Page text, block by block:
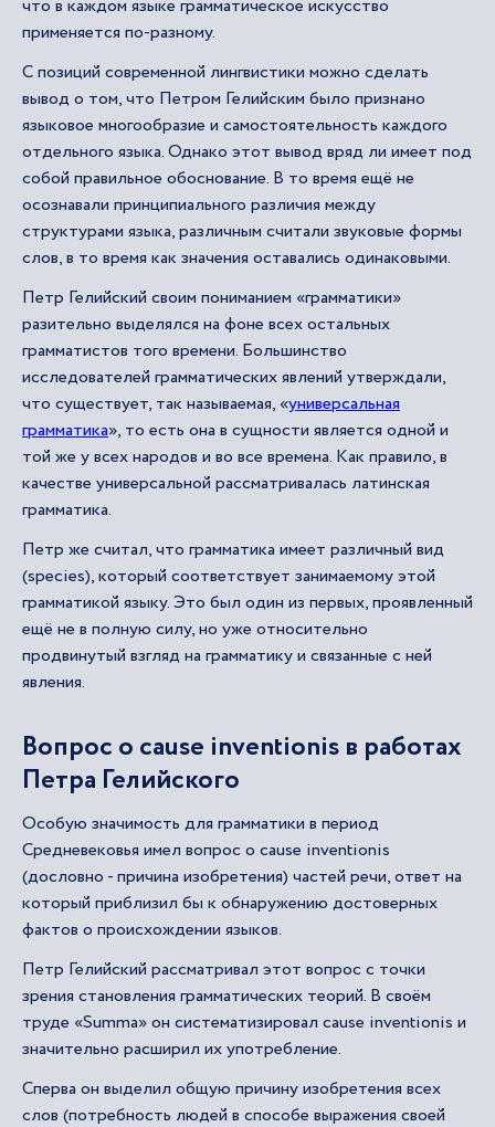
что в каждом языке грамматическое искусство
применяется по-разному.
С позиций современной лингвистики можно сделать
вывод о том, что Петром Гелийским было признано
языковое многообразие и самостоятельность каждого
отдельного языка. Однако этот вывод вряд ли имеет под
собой правильное обоснование. В то время ещё не
осознавали принципиального различия между
структурами языка, различным считали звуковые формы
слов, в то время как значения оставались одинаковыми.
Петр Гелийский своим пониманием «грамматики»
разительно выделялся на фоне всех остальных
грамматистов того времени. Большинство
исследователей грамматических явлений утверждали,
что существует, так называемая, «универсальная
грамматика», то есть она в сущности является одной и
той же у всех народов и во все времена. Как правило, в
качестве универсальной рассматривалась латинская
грамматика.
Петр же считал, что грамматика имеет различный вид
(species), который соответствует занимаемому этой
грамматикой языку. Это был один из первых, проявленный
ещё не в полную силу, но уже относительно
продвинутый взгляд на грамматику и связанные с ней
явления.
Вопрос о cause inventionis в работах
Петра Гелийского
Особую значимость для грамматики в период
Средневековья имел вопрос о cause inventionis
(дословно - причина изобретения) частей речи, ответ на
который приблизил бы к обнаружению достоверных
фактов о происхождении языков.
Петр Гелийский рассматривал этот вопрос с точки
зрения становления грамматических теорий. В своём
труде «Summa» он систематизировал cause inventionis и
значительно расширил их употребление.
Сперва он выделил общую причину изобретения всех
слов (потребность людей в способе выражения своей